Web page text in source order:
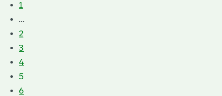
1
...
2
3
4
5
6